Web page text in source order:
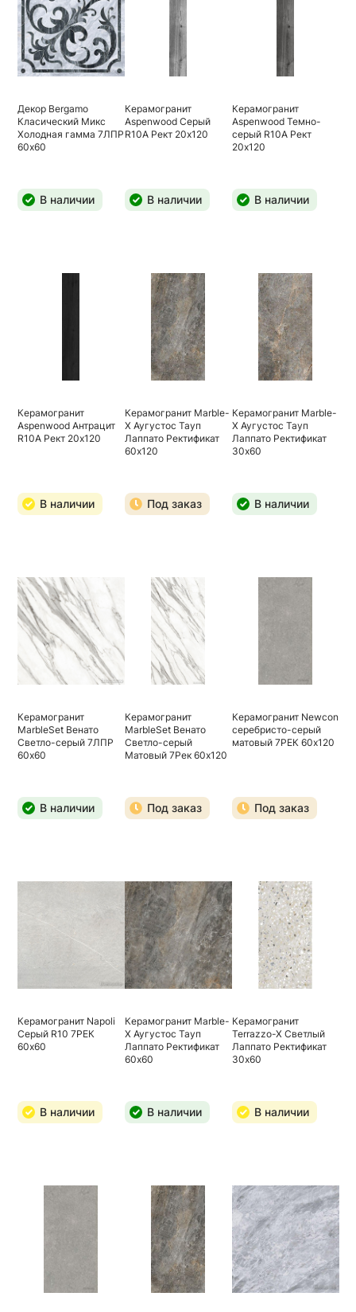
Декор Bergamo
Класический Микс
Холодная гамма 7ЛПР
60х60
В наличии
Керамогранит
Aspenwood Серый
R10A Рект 20х120
В наличии
Керамогранит
Aspenwood Темно-
серый R10A Рект
20х120
В наличии
Керамогранит
Aspenwood Антрацит
R10A Рект 20х120
В наличии
Керамогранит Marble-
X Аугустос Тауп
Лаппато Ректификат
60х120
Под заказ
Керамогранит Marble-
X Аугустос Тауп
Лаппато Ректификат
30х60
В наличии
Керамогранит
MarbleSet Венато
Светло-серый 7ЛПР
60х60
В наличии
Керамогранит
MarbleSet Венато
Светло-серый
Матовый 7Рек 60х120
Под заказ
Керамогранит Newcon
серебристо-серый
матовый 7РЕК 60х120
Под заказ
Керамогранит Napoli
Серый R10 7РЕК
60х60
В наличии
Керамогранит Marble-
X Аугустос Тауп
Лаппато Ректификат
60х60
В наличии
Керамогранит
Terrazzo-X Светлый
Лаппато Ректификат
30х60
В наличии